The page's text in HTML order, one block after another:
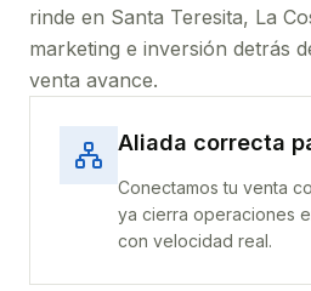
rinde en Santa Teresita, La
marketing e inversión detrás
venta avance.
Aliada correcta
Conectamos tu venta
ya cierra operaciones
con velocidad real.